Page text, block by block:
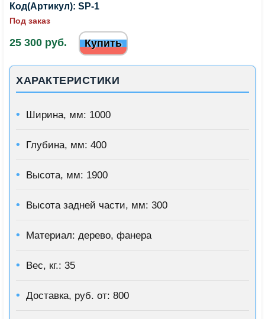
Код(Артикул): SP-1
Под заказ
25 300 руб. Купить
ХАРАКТЕРИСТИКИ
Ширина, мм: 1000
Глубина, мм: 400
Высота, мм: 1900
Высота задней части, мм: 300
Материал: дерево, фанера
Вес, кг.: 35
Доставка, руб. от: 800